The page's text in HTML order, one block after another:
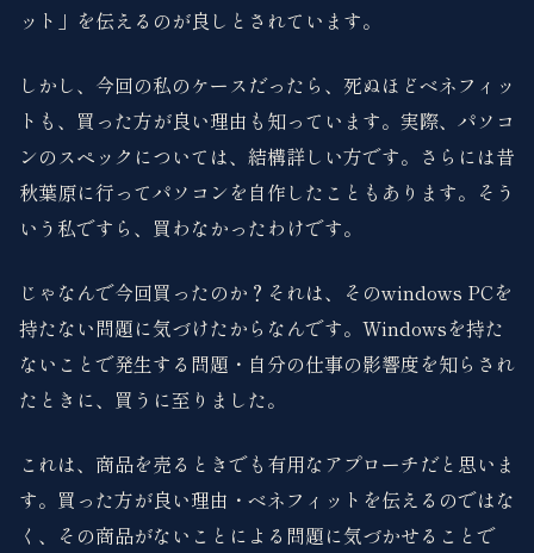
ット」を伝えるのが良しとされています。
しかし、今回の私のケースだったら、死ぬほどベネフィッ
トも、買った方が良い理由も知っています。実際、パソコ
ンのスペックについては、結構詳しい方です。さらには昔
秋葉原に行ってパソコンを自作したこともあります。そう
いう私ですら、買わなかったわけです。
じゃなんで今回買ったのか？それは、そのwindows PCを
持たない問題に気づけたからなんです。Windowsを持た
ないことで発生する問題・自分の仕事の影響度を知らされ
たときに、買うに至りました。
これは、商品を売るときでも有用なアプローチだと思いま
す。買った方が良い理由・ベネフィットを伝えるのではな
く、その商品がないことによる問題に気づかせることで